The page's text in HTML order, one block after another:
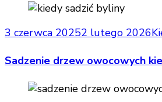
3 czerwca 20252 lutego 2026
Sadzenie drzew owocowych